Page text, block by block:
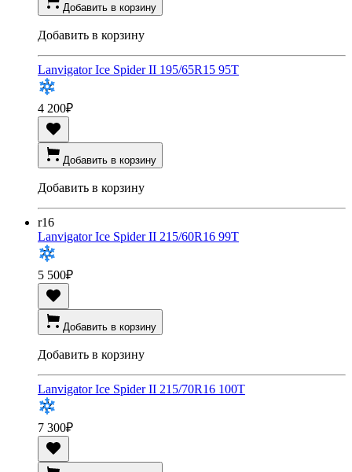
Добавить в корзину
Добавить в корзину
Lanvigator Ice Spider II 195/65R15 95T
4 200₽
Добавить в корзину
Добавить в корзину
r16
Lanvigator Ice Spider II 215/60R16 99T
5 500₽
Добавить в корзину
Добавить в корзину
Lanvigator Ice Spider II 215/70R16 100T
7 300₽